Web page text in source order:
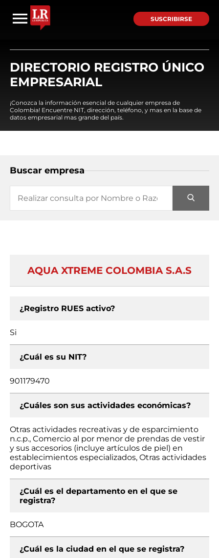
SUSCRIBIRSE
DIRECTORIO REGISTRO ÚNICO
EMPRESARIAL
¡Conozca la información esencial de cualquier empresa de
Colombia! Encuentre NIT, dirección, teléfono, y mas en la base de
datos empresarial mas grande del país.
Buscar empresa
AQUA XTREME COLOMBIA S.A.S
¿Registro RUES activo?
Si
¿Cuál es su NIT?
901179470
¿Cuáles son sus actividades económicas?
Otras actividades recreativas y de esparcimiento
n.c.p., Comercio al por menor de prendas de vestir
y sus accesorios (incluye artículos de piel) en
establecimientos especializados, Otras actividades
deportivas
¿Cuál es el departamento en el que se
registra?
BOGOTA
¿Cuál es la ciudad en el que se registra?